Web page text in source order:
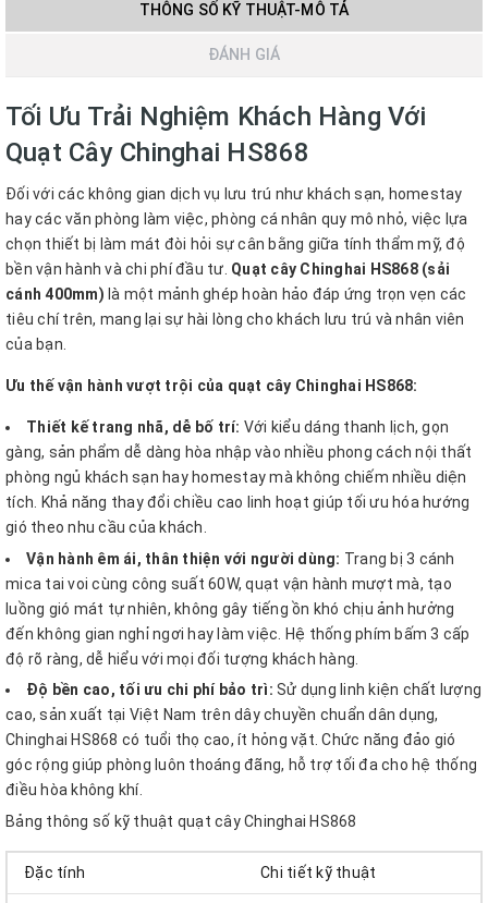
THÔNG SỐ KỸ THUẬT-MÔ TẢ
ĐÁNH GIÁ
Tối Ưu Trải Nghiệm Khách Hàng Với
Quạt Cây Chinghai HS868
Đối với các không gian dịch vụ lưu trú như khách sạn, homestay
hay các văn phòng làm việc, phòng cá nhân quy mô nhỏ, việc lựa
chọn thiết bị làm mát đòi hỏi sự cân bằng giữa tính thẩm mỹ, độ
bền vận hành và chi phí đầu tư. Quạt cây Chinghai HS868 (sải
cánh 400mm) là một mảnh ghép hoàn hảo đáp ứng trọn vẹn các
tiêu chí trên, mang lại sự hài lòng cho khách lưu trú và nhân viên
của bạn.
Ưu thế vận hành vượt trội của quạt cây Chinghai HS868:
Thiết kế trang nhã, dễ bố trí: Với kiểu dáng thanh lịch, gọn
gàng, sản phẩm dễ dàng hòa nhập vào nhiều phong cách nội thất
phòng ngủ khách sạn hay homestay mà không chiếm nhiều diện
tích. Khả năng thay đổi chiều cao linh hoạt giúp tối ưu hóa hướng
gió theo nhu cầu của khách.
Vận hành êm ái, thân thiện với người dùng: Trang bị 3 cánh
mica tai voi cùng công suất 60W, quạt vận hành mượt mà, tạo
luồng gió mát tự nhiên, không gây tiếng ồn khó chịu ảnh hưởng
đến không gian nghỉ ngơi hay làm việc. Hệ thống phím bấm 3 cấp
độ rõ ràng, dễ hiểu với mọi đối tượng khách hàng.
Độ bền cao, tối ưu chi phí bảo trì: Sử dụng linh kiện chất lượng
cao, sản xuất tại Việt Nam trên dây chuyền chuẩn dân dụng,
Chinghai HS868 có tuổi thọ cao, ít hỏng vặt. Chức năng đảo gió
góc rộng giúp phòng luôn thoáng đãng, hỗ trợ tối đa cho hệ thống
điều hòa không khí.
Bảng thông số kỹ thuật quạt cây Chinghai HS868
Đặc tính Chi tiết kỹ thuật